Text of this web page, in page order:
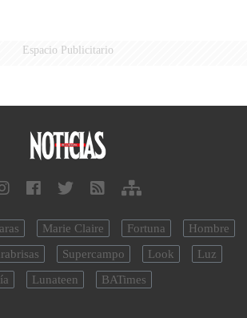
Espacio Publicitario
Marie Claire Fortuna
Hombre
Supercampo Look
Luz
Lunateen BATimes